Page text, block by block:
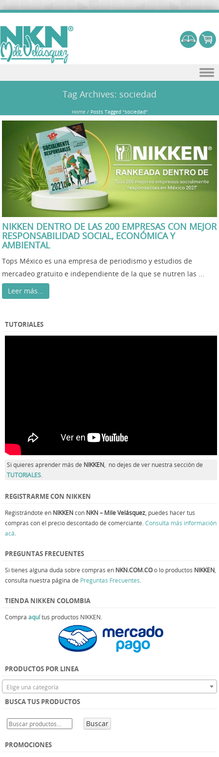
Tag Archives: sociedad
Home / Posts Tagged "sociedad"
NIKKEN DENTRO DE LAS 200 EMPRESAS CON MEJOR
RESPONSABILIDAD SOCIAL, ECONÓMICA Y
AMBIENTAL
Tops México es una empresa de periodismo y estudios de
mercadeo gratuito e independiente de la que se nutren las ...
Leer más...
TUTORIALES
Si quieres aprender más de NIKKEN, no dejes de ver nuestra sección de
TUTORIALES.
REGISTRARME CON NIKKEN
Registrándote en NIKKENcon NKN – Mile Velásquez , puedes hacer tus
compras con el precio descontado de comerciante. Consulta más información
acá
PREGUNTAS FRECUENTES
Si tienes alguna duda sobre compras en NKN.COM.COo lo productos NIKKEN
consulta nuestra página de Preguntas Frecuentes
TIENDA NIKKEN COLOMBIA
Compra aquítus productos NIKKEN.
PRODUCTOS POR LINEA
Elige una categoría
BUSCA TUS PRODUCTOS
Buscar
PROMOCIONES